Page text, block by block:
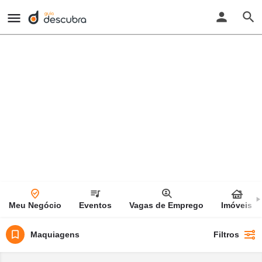
Meu Negócio Eventos Vagas de Emprego Imóveis
Maquiagens Filtros